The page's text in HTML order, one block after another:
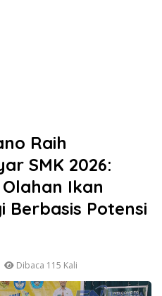
Raih
SMK 2026:
Ikan
Berbasis Potensi
Dibaca 115 Kali